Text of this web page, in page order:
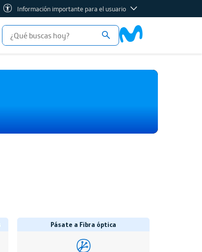
Información importante para el usuario
Pásate a Fibra óptica